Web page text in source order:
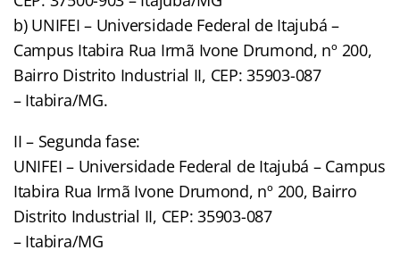
b) UNIFEI – Universidade Federal de Itajubá –
Campus Itabira Rua Irmã Ivone Drumond, nº 200,
Bairro Distrito Industrial II, CEP: 35903-087
– Itabira/MG.
II – Segunda fase:
UNIFEI – Universidade Federal de Itajubá – Campus
Itabira Rua Irmã Ivone Drumond, nº 200, Bairro
Distrito Industrial II, CEP: 35903-087
– Itabira/MG